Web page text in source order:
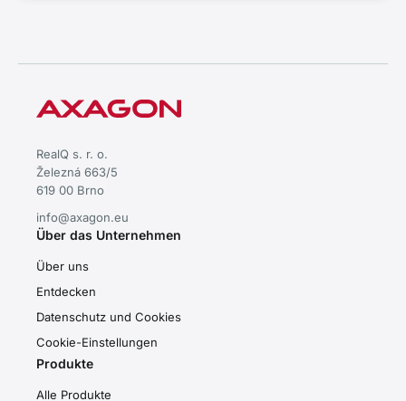
RealQ s. r. o.
Železná 663/5
619 00 Brno
info@axagon.eu
Über das Unternehmen
Über uns
Entdecken
Datenschutz und Cookies
Cookie-Einstellungen
Produkte
Alle Produkte